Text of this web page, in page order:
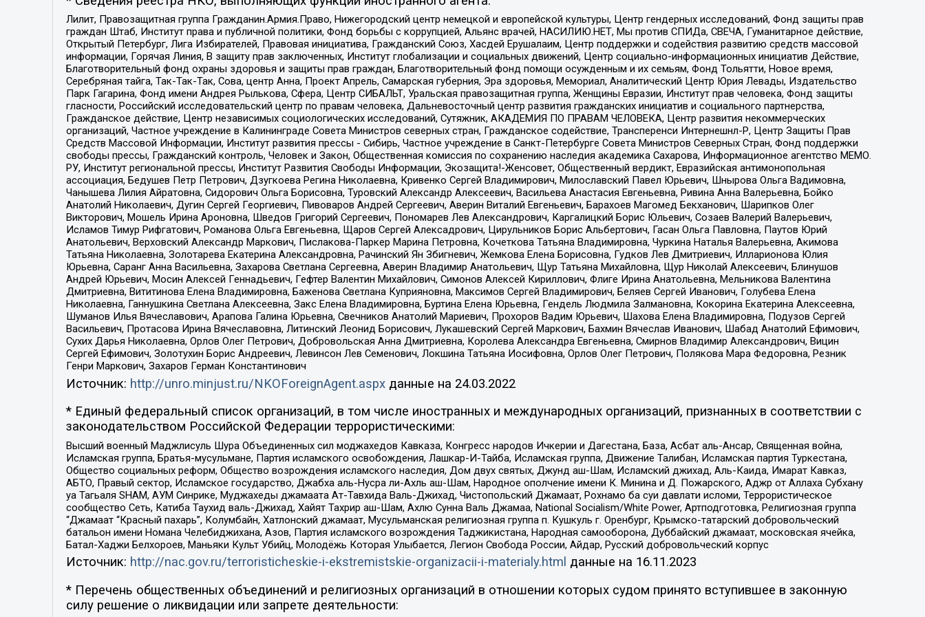
Лилит, Правозащитная группа Гражданин.Армия.Право, Нижегородский центр немецкой и европейской культуры, Центр гендерных исследований, Фонд защиты прав
граждан Штаб, Институт права и публичной политики, Фонд борьбы с коррупцией, Альянс врачей, НАСИЛИЮ.НЕТ, Мы против СПИДа, СВЕЧА, Гуманитарное действие,
Открытый Петербург, Лига Избирателей, Правовая инициатива, Гражданский Союз, Хасдей Ерушалаим, Центр поддержки и содействия развитию средств массовой
информации, Горячая Линия, В защиту прав заключенных, Институт глобализации и социальных движений, Центр социально-информационных инициатив Действие,
Благотворительный фонд охраны здоровья и защиты прав граждан, Благотворительный фонд помощи осужденным и их семьям, Фонд Тольятти, Новое время,
Серебряная тайга, Так-Так-Так, Сова, центр Анна, Проект Апрель, Самарская губерния, Эра здоровья, Мемориал, Аналитический Центр Юрия Левады, Издательство
Парк Гагарина, Фонд имени Андрея Рылькова, Сфера, Центр СИБАЛЬТ, Уральская правозащитная группа, Женщины Евразии, Институт прав человека, Фонд защиты
гласности, Российский исследовательский центр по правам человека, Дальневосточный центр развития гражданских инициатив и социального партнерства,
Гражданское действие, Центр независимых социологических исследований, Сутяжник, АКАДЕМИЯ ПО ПРАВАМ ЧЕЛОВЕКА, Центр развития некоммерческих
организаций, Частное учреждение в Калининграде Совета Министров северных стран, Гражданское содействие, Трансперенси Интернешнл-Р, Центр Защиты Прав
Средств Массовой Информации, Институт развития прессы - Сибирь, Частное учреждение в Санкт-Петербурге Совета Министров Северных Стран, Фонд поддержки
свободы прессы, Гражданский контроль, Человек и Закон, Общественная комиссия по сохранению наследия академика Сахарова, Информационное агентство МЕМО.
РУ, Институт региональной прессы, Институт Развития Свободы Информации, Экозащита!-Женсовет, Общественный вердикт, Евразийская антимонопольная
ассоциация, Бедушев Петр Петрович, Дзугкоева Регина Николаевна, Кривенко Сергей Владимирович, Милославский Павел Юрьевич, Шнырова Ольга Вадимовна,
Чанышева Лилия Айратовна, Сидорович Ольга Борисовна, Туровский Александр Алексеевич, Васильева Анастасия Евгеньевна, Ривина Анна Валерьевна, Бойко
Анатолий Николаевич, Дугин Сергей Георгиевич, Пивоваров Андрей Сергеевич, Аверин Виталий Евгеньевич, Барахоев Магомед Бекханович, Шарипков Олег
Викторович, Мошель Ирина Ароновна, Шведов Григорий Сергеевич, Пономарев Лев Александрович, Каргалицкий Борис Юльевич, Созаев Валерий Валерьевич,
Исламов Тимур Рифгатович, Романова Ольга Евгеньевна, Щаров Сергей Алексадрович, Цирульников Борис Альбертович, Гасан Ольга Павловна, Паутов Юрий
Анатольевич, Верховский Александр Маркович, Пислакова-Паркер Марина Петровна, Кочеткова Татьяна Владимировна, Чуркина Наталья Валерьевна, Акимова
Татьяна Николаевна, Золотарева Екатерина Александровна, Рачинский Ян Збигневич, Жемкова Елена Борисовна, Гудков Лев Дмитриевич, Илларионова Юлия
Юрьевна, Саранг Анна Васильевна, Захарова Светлана Сергеевна, Аверин Владимир Анатольевич, Щур Татьяна Михайловна, Щур Николай Алексеевич, Блинушов
Андрей Юрьевич, Мосин Алексей Геннадьевич, Гефтер Валентин Михайлович, Симонов Алексей Кириллович, Флиге Ирина Анатольевна, Мельникова Валентина
Дмитриевна, Вититинова Елена Владимировна, Баженова Светлана Куприяновна, Максимов Сергей Владимирович, Беляев Сергей Иванович, Голубева Елена
Николаевна, Ганнушкина Светлана Алексеевна, Закс Елена Владимировна, Буртина Елена Юрьевна, Гендель Людмила Залмановна, Кокорина Екатерина Алексеевна,
Шуманов Илья Вячеславович, Арапова Галина Юрьевна, Свечников Анатолий Мариевич, Прохоров Вадим Юрьевич, Шахова Елена Владимировна, Подузов Сергей
Васильевич, Протасова Ирина Вячеславовна, Литинский Леонид Борисович, Лукашевский Сергей Маркович, Бахмин Вячеслав Иванович, Шабад Анатолий Ефимович,
Сухих Дарья Николаевна, Орлов Олег Петрович, Добровольская Анна Дмитриевна, Королева Александра Евгеньевна, Смирнов Владимир Александрович, Вицин
Сергей Ефимович, Золотухин Борис Андреевич, Левинсон Лев Семенович, Локшина Татьяна Иосифовна, Орлов Олег Петрович, Полякова Мара Федоровна, Резник
Генри Маркович, Захаров Герман Константинович
Источник: http://unro.minjust.ru/NKOForeignAgent.aspxданные на 24.03.2022
* Единый федеральный список организаций, в том числе иностранных и международных организаций, признанных в соответствии с
законодательством Российской Федерации террористическими:
Высший военный Маджлисуль Шура Объединенных сил моджахедов Кавказа, Конгресс народов Ичкерии и Дагестана, База, Асбат аль-Ансар, Священная война,
Исламская группа, Братья-мусульмане, Партия исламского освобождения, Лашкар-И-Тайба, Исламская группа, Движение Талибан, Исламская партия Туркестана,
Общество социальных реформ, Общество возрождения исламского наследия, Дом двух святых, Джунд аш-Шам, Исламский джихад, Аль-Каида, Имарат Кавказ,
АБТО, Правый сектор, Исламское государство, Джабха аль-Нусра ли-Ахль аш-Шам, Народное ополчение имени К. Минина и Д. Пожарского, Аджр от Аллаха Субхану
уа Тагьаля SHAM, АУМ Синрике, Муджахеды джамаата Ат-Тавхида Валь-Джихад, Чистопольский Джамаат, Рохнамо ба суи давлати исломи, Террористическое
сообщество Сеть, Катиба Таухид валь-Джихад, Хайят Тахрир аш-Шам, Ахлю Сунна Валь Джамаа, National Socialism/White Power, Артподготовка, Религиозная группа
“Джамаат “Красный пахарь”, Колумбайн, Хатлонский джамаат, Мусульманская религиозная группа п. Кушкуль г. Оренбург, Крымско-татарский добровольческий
батальон имени Номана Челебиджихана, Азов, Партия исламского возрождения Таджикистана, Народная самооборона, Дуббайский джамаат, московская ячейка,
Батал-Хаджи Белхороев, Маньяки Культ Убийц, Молодёжь Которая Улыбается, Легион Свобода России, Айдар, Русский добровольческий корпус
Источник: http://nac.gov.ru/terroristicheskie-i-ekstremistskie-organizacii-i-materialy.html данные на 16.11.2023
* Перечень общественных объединений и религиозных организаций в отношении которых судом принято вступившее в законную
силу решение о ликвидации или запрете деятельности: